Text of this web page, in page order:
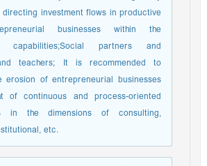
directing investment flows in productive
businesses within the
capabilities;Social partners and
teachers; It is recommended to
erosion of entrepreneurial businesses
of continuous and process-oriented
in the dimensions of consulting,
etc.